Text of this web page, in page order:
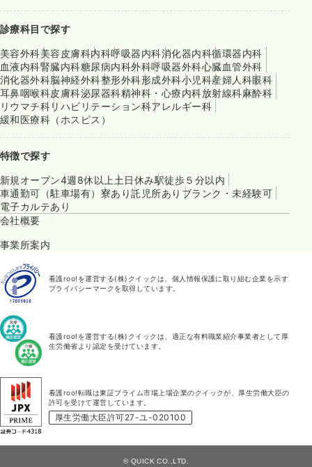
診療科目で探す
美容外科美容皮膚科内科呼吸器内科消化器内科循環器内科
血液内科腎臓内科糖尿病内科外科呼吸器外科心臓血管外科
消化器外科脳神経外科整形外科形成外科小児科産婦人科眼科
耳鼻咽喉科皮膚科泌尿器科精神科・心療内科放射線科麻酔科
リウマチ科リハビリテーション科アレルギー科
緩和医療科（ホスピス）
特徴で探す
新規オープン4週8休以上 土日休み駅徒歩５分以内
車通勤可（駐車場有） 寮あり託児所あり ブランク・未経験可
電子カルテあり
会社概要
事業所案内
看護roo!を運営する(株)クイックは、個人情報保護に取り組む企業を示す
プライバシーマークを取得しています。
看護roo!を運営する(株)クイックは、適正な有料職業紹介事業者として厚
生労働省より認定を受けています。
看護roo!転職は東証プライム市場上場企業のクイックが、厚生労働大臣の
許可を受けて運営しています。
厚生労働大臣許可27-ユ-020100
© QUICK CO.,LTD.